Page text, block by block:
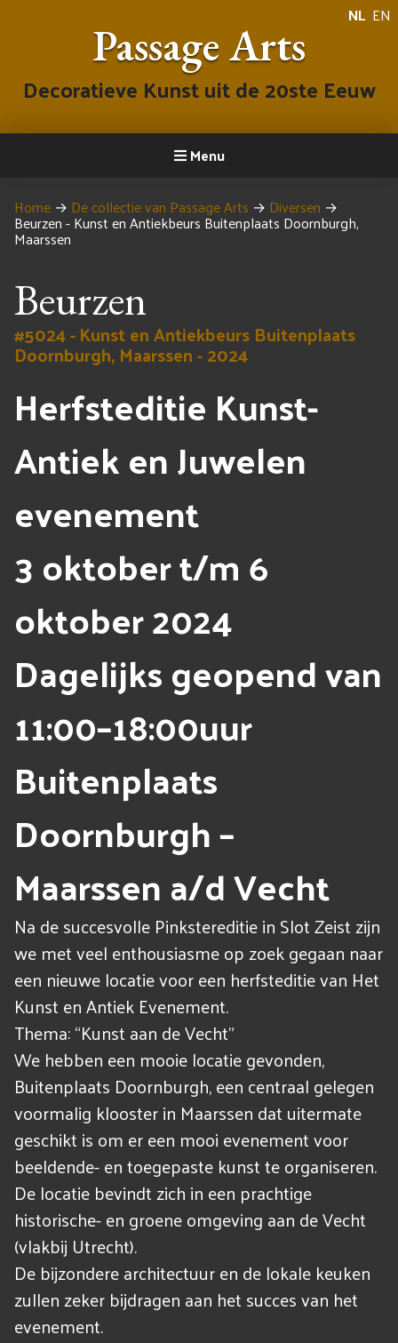
NL EN
Passage Arts
Decoratieve Kunst uit de 20ste Eeuw
Menu
Home → De collectie van Passage Arts → Diversen →
Beurzen - Kunst en Antiekbeurs Buitenplaats Doornburgh,
Maarssen
Beurzen
#5024 - Kunst en Antiekbeurs Buitenplaats
Doornburgh, Maarssen - 2024
Herfsteditie Kunst-
Antiek en Juwelen
evenement
3 oktober t/m 6
oktober 2024
Dagelijks geopend van
11:00–18:00uur
Buitenplaats
Doornburgh –
Maarssen a/d Vecht
Na de succesvolle Pinkstereditie in Slot Zeist zijn
we met veel enthousiasme op zoek gegaan naar
een nieuwe locatie voor een herfsteditie van Het
Kunst en Antiek Evenement.
Thema: “Kunst aan de Vecht”
We hebben een mooie locatie gevonden,
Buitenplaats Doornburgh, een centraal gelegen
voormalig klooster in Maarssen dat uitermate
geschikt is om er een mooi evenement voor
beeldende- en toegepaste kunst te organiseren.
De locatie bevindt zich in een prachtige
historische- en groene omgeving aan de Vecht
(vlakbij Utrecht).
De bijzondere architectuur en de lokale keuken
zullen zeker bijdragen aan het succes van het
evenement.